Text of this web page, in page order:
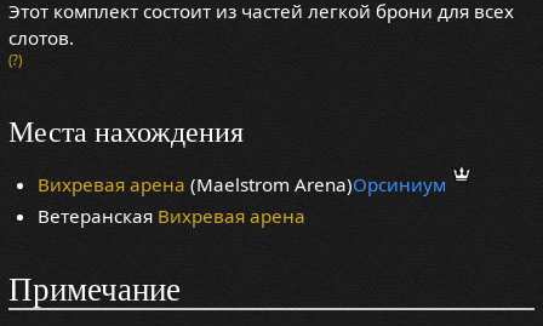
Этот комплект состоит из частей легкой брони для всех
слотов.
(?)
Места нахождения
Вихревая арена (Maelstrom Arena)Орсиниум
Ветеранская Вихревая арена
Примечание